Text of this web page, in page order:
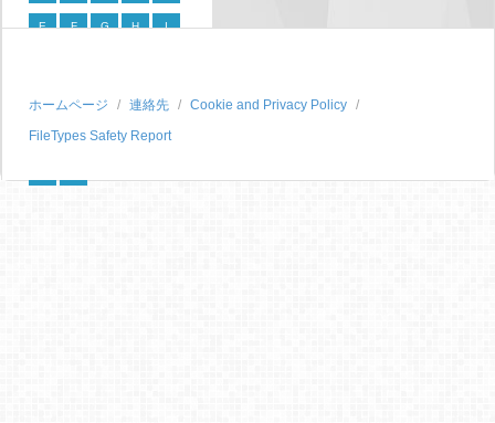
E F G H I
P Q R S
T U V W X
ホームページ 連絡先
Cookie and Privacy Policy
FileTypes Safety Report